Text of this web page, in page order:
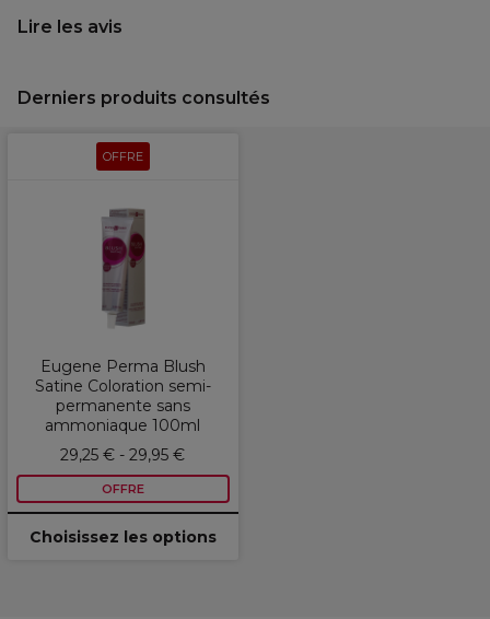
Lire les avis
Derniers produits consultés
OFFRE
Eugene Perma Blush
Satine Coloration semi-
permanente sans
ammoniaque 100ml
29,25 € - 29,95 €
OFFRE
Choisissez les options